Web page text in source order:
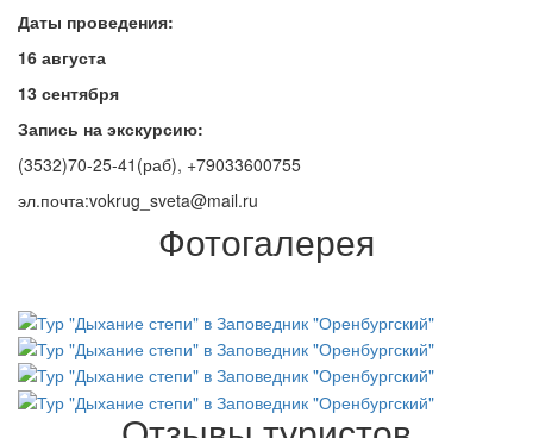
Даты проведения:
16 августа
13 сентября
Запись на экскурсию:
(3532)70-25-41(раб), +79033600755
эл.почта:vokrug_sveta@mail.ru
Фотогалерея